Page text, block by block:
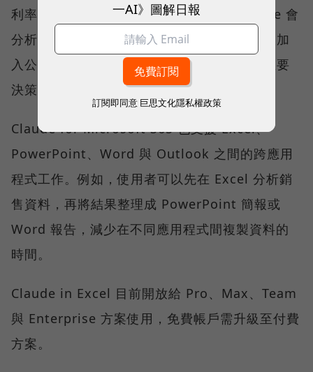
利率，並找出成長幅度最高的產品」。Claude 會
分析目前開啟的活頁簿，並協助在對應儲存格加
入公式或建立圖表。不過，涉及財務數字與重要
決策時，仍應由使用者核對公式及計算結果。
Claude for Microsoft 365 也支援 Excel、
PowerPoint、Word 與 Outlook 之間的跨應用
程式工作。例如，使用者可以先在 Excel 分析銷
售資料，再將結果整理成 PowerPoint 簡報或
Word 報告，減少在不同應用程式間複製資料的
時間。
Claude in Excel 目前開放給 Pro、Max、Team
與 Enterprise 方案使用，免費帳戶需升級至付費
方案。
一AI》圖解日報
訂閱即同意 巨思文化隱私權政策